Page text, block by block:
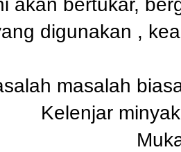
akan bertukar,
digunakan ,
masalah
Kelenjar